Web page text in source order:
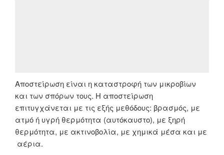
Αποστείρωση είναι η καταστροφή των μικροβίων
και των σπόρων τους. Η αποστείρωση
επιτυγχάνεται με τις εξής μεθόδους: βρασμός, με
ατμό ή υγρή θερμότητα (αυτόκαυστο), με ξηρή
θερμότητα, με ακτινοβολία, με χημικά μέσα και με
αέρια.